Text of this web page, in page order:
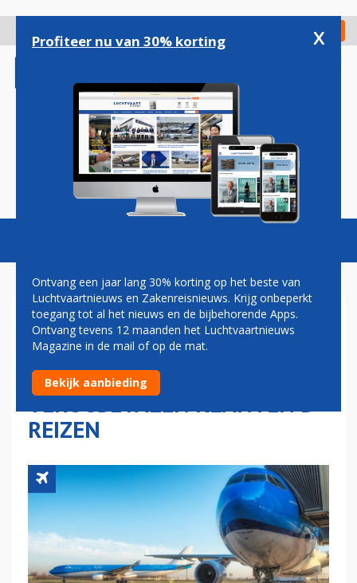
gaan
Check in
Magazine Podcasts Vacatures
ILT BEBOET KLM, CATHAY
PACIFIC EN SINGAPORE
AIRLINES OM NIET
TERUGBETALEN KLANTEN D-
REIZEN
Profiteer nu van 30% korting x
Ontvang een jaar lang 30% korting op het beste van
Luchtvaartnieuws en Zakenreisnieuws. Krijg onbeperkt
toegang tot al het nieuws en de bijbehorende Apps.
Ontvang tevens 12 maanden het Luchtvaartnieuws
Magazine in de mail of op de mat.
Bekijk aanbieding